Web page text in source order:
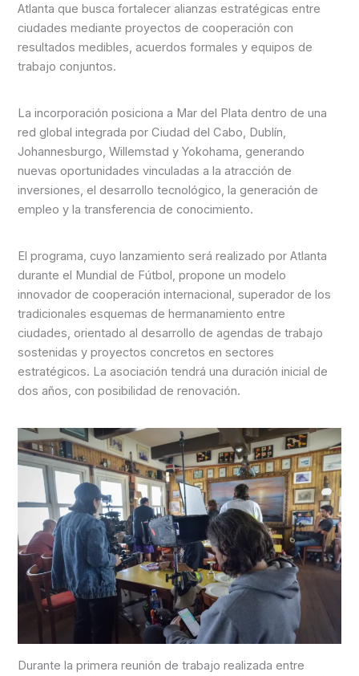
Atlanta que busca fortalecer alianzas estratégicas entre
ciudades mediante proyectos de cooperación con
resultados medibles, acuerdos formales y equipos de
trabajo conjuntos.
La incorporación posiciona a Mar del Plata dentro de una
red global integrada por Ciudad del Cabo, Dublín,
Johannesburgo, Willemstad y Yokohama, generando
nuevas oportunidades vinculadas a la atracción de
inversiones, el desarrollo tecnológico, la generación de
empleo y la transferencia de conocimiento.
El programa, cuyo lanzamiento será realizado por Atlanta
durante el Mundial de Fútbol, propone un modelo
innovador de cooperación internacional, superador de los
tradicionales esquemas de hermanamiento entre
ciudades, orientado al desarrollo de agendas de trabajo
sostenidas y proyectos concretos en sectores
estratégicos. La asociación tendrá una duración inicial de
dos años, con posibilidad de renovación.
Durante la primera reunión de trabajo realizada entre